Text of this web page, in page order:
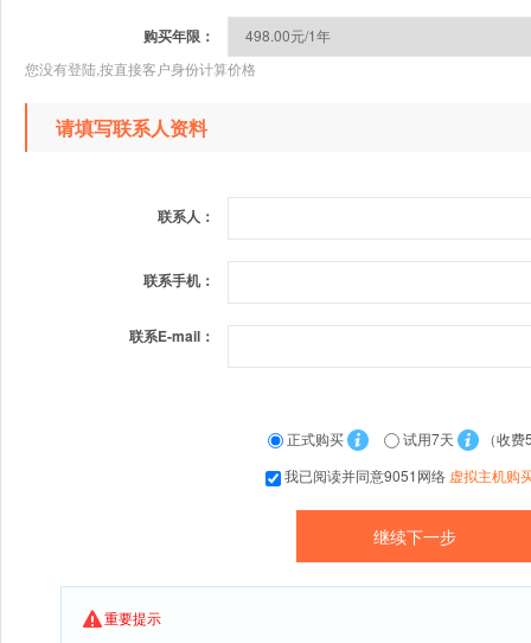
购买年限：
您没有登陆,按直接客户身份计算价格
请填写联系人资料
联系人：
联系手机：
联系E-mail：
正式购买 试用7天
（收费
我已阅读并同意9051网络 虚拟主机购
重要提示